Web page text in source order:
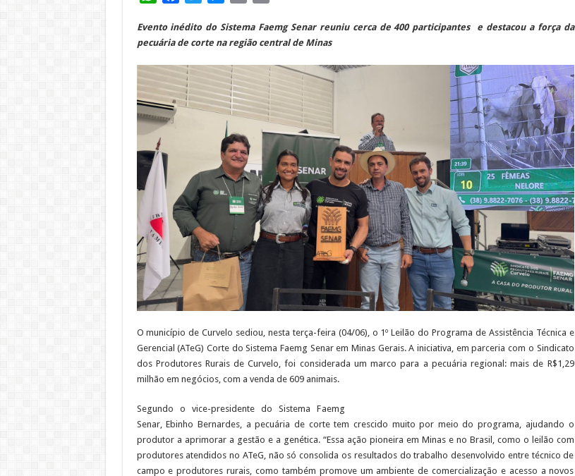
Evento inédito do Sistema Faemg Senar reuniu cerca de 400 participantes e destacou a força da
pecuária de corte na região central de Minas
O município de Curvelo sediou, nesta terça-feira (04/06), o 1º Leilão do Programa de Assistência Técnica e
Gerencial (ATeG) Corte do Sistema Faemg Senar em Minas Gerais. A iniciativa, em parceria com o Sindicato
dos Produtores Rurais de Curvelo, foi considerada um marco para a pecuária regional: mais de R$1,29
milhão em negócios, com a venda de 609 animais.
Segundo o vice-presidente do Sistema Faemg
Senar, Ebinho Bernardes, a pecuária de corte tem crescido muito por meio do programa, ajudando o
produtor a aprimorar a gestão e a genética. “Essa ação pioneira em Minas e no Brasil, como o leilão com
produtores atendidos no ATeG, não só consolida os resultados do trabalho desenvolvido entre técnico de
campo e produtores rurais, como também promove um ambiente de comercialização e acesso a novos